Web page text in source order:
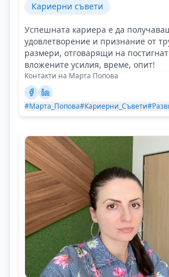
Кариерни съвети
Успешната кариера е да
удовлетворение и признание от
размери, отговарящи на
вложените усилия, време, опит!
Контакти на Марта Попова
#Марта_Попова#Кариерни_Съвети